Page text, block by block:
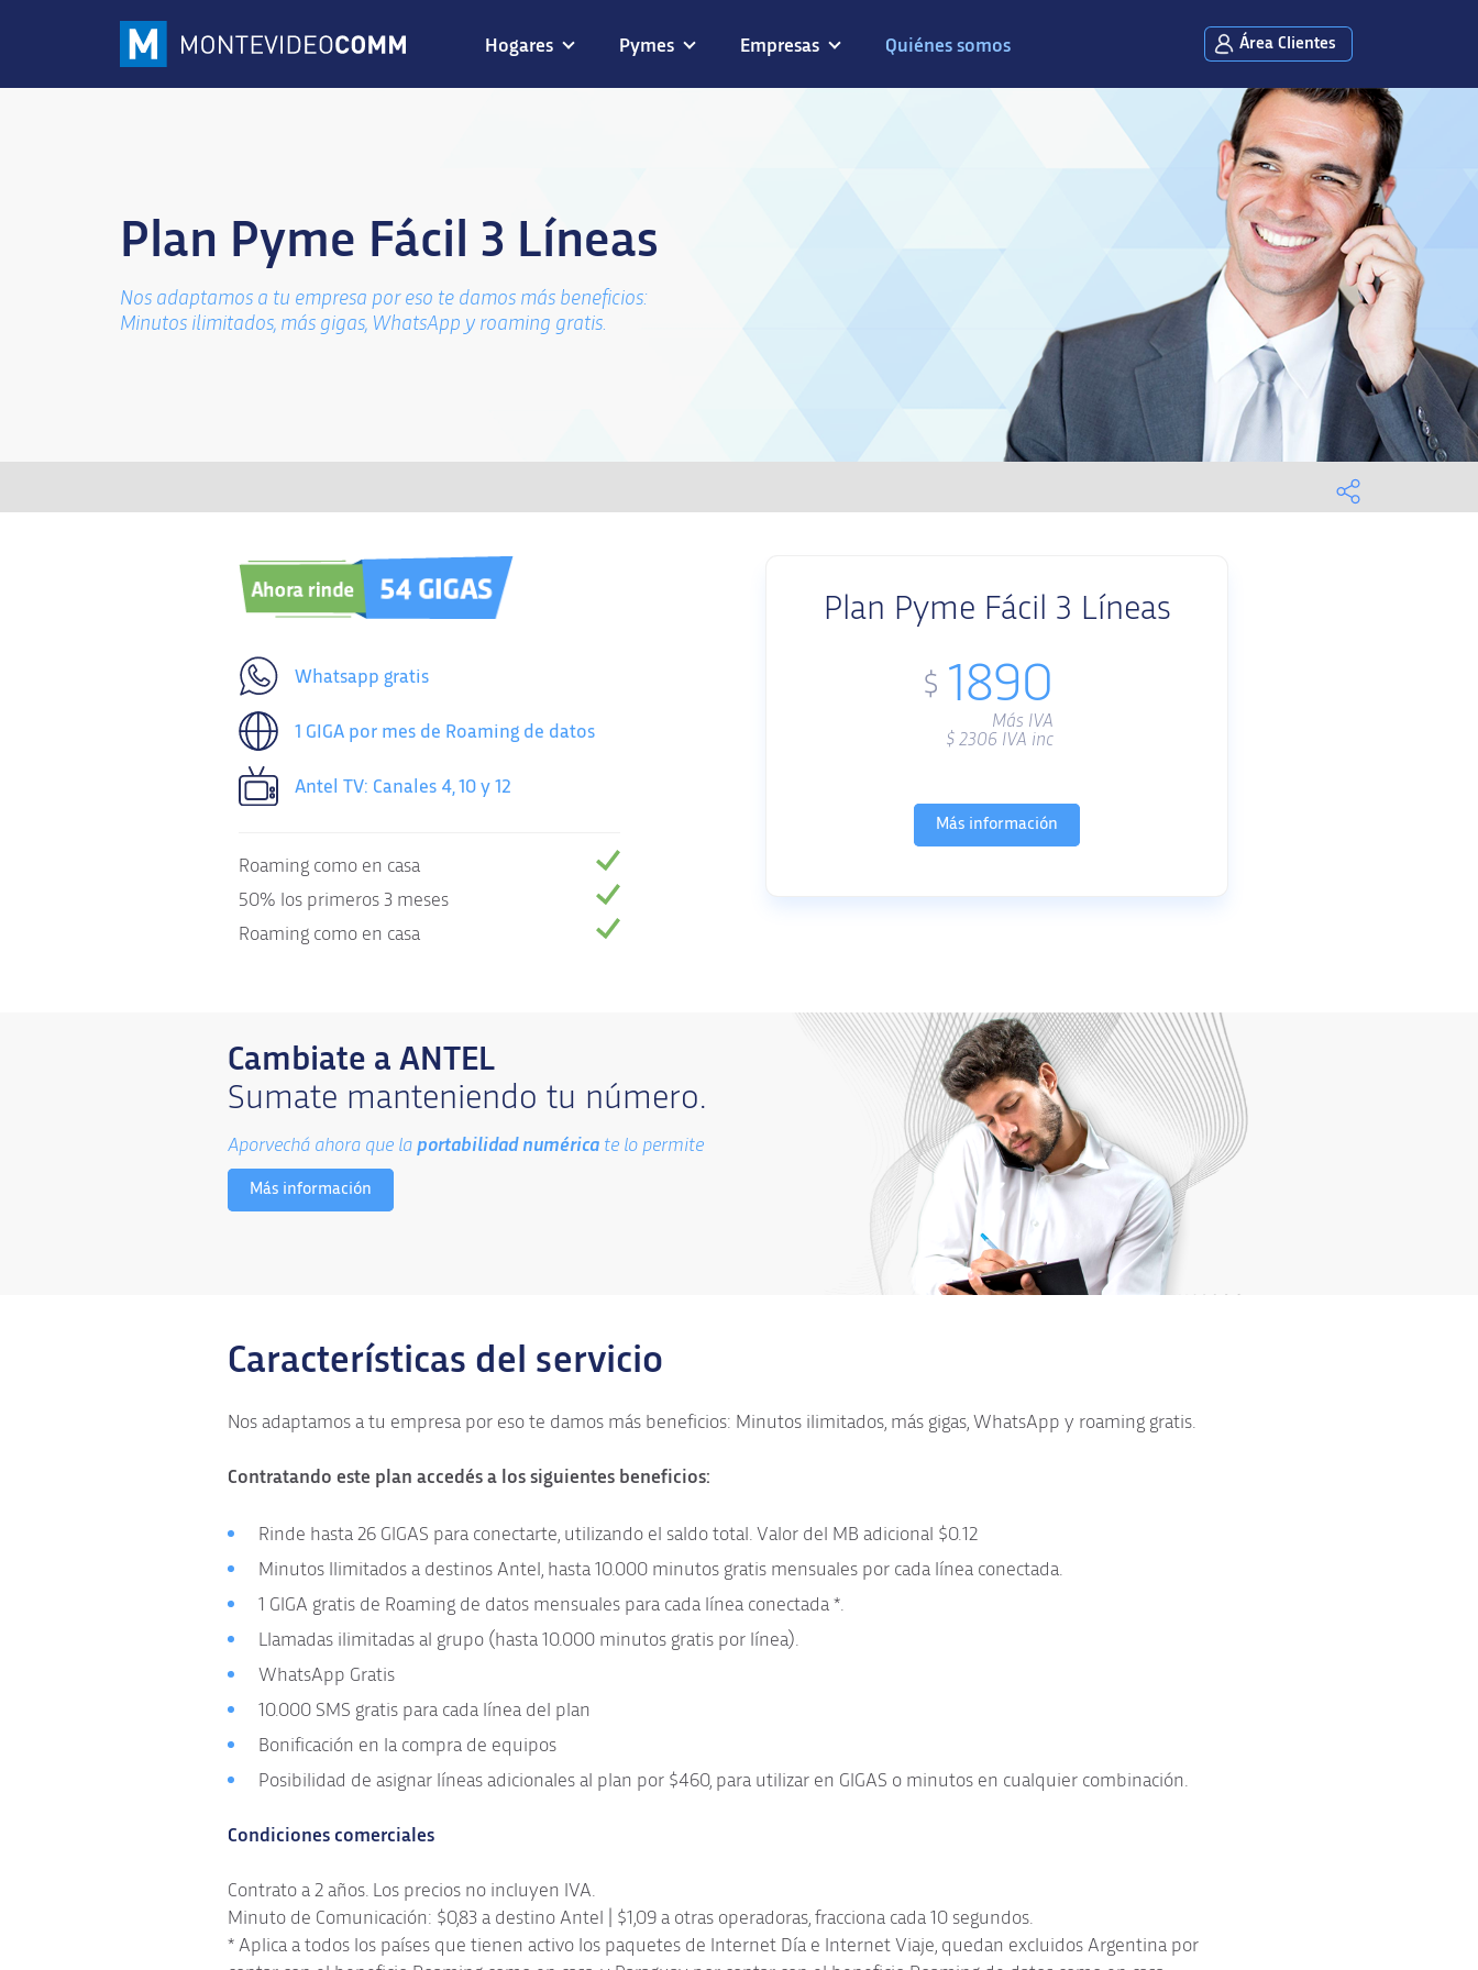
Hogares Pymes Empresas Quiénes somos Área Clientes
Plan Pyme Fácil 3 Líneas
Nos adaptamos a tu empresa por eso te damos más beneficios:
Minutos ilimitados, más gigas, WhatsApp y roaming gratis.
Whatsapp gratis
1 GIGA por mes de Roaming de datos
Antel TV: Canales 4, 10 y 12
Roaming como en casa
50% los primeros 3 meses
Roaming como en casa
Plan Pyme Fácil 3 Líneas
$ 1890
Más IVA
$ 2306 IVA inc
Más información
Cambiate a ANTEL
Sumate manteniendo tu número.
Aporvechá ahora que la portabilidad numérica te lo permite
Más información
Características del servicio
Nos adaptamos a tu empresa por eso te damos más beneficios: Minutos ilimitados, más gigas, WhatsApp y roaming gratis.
Contratando este plan accedés a los siguientes beneficios:
Rinde hasta 26 GIGAS para conectarte, utilizando el saldo total. Valor del MB adicional $0.12
Minutos Ilimitados a destinos Antel, hasta 10.000 minutos gratis mensuales por cada línea conectada.
1 GIGA gratis de Roaming de datos mensuales para cada línea conectada *.
Llamadas ilimitadas al grupo (hasta 10.000 minutos gratis por línea).
WhatsApp Gratis
10.000 SMS gratis para cada línea del plan
Bonificación en la compra de equipos
Posibilidad de asignar líneas adicionales al plan por $460, para utilizar en GIGAS o minutos en cualquier combinación.
Condiciones comerciales
Contrato a 2 años. Los precios no incluyen IVA.
Minuto de Comunicación: $0,83 a destino Antel | $1,09 a otras operadoras, fracciona cada 10 segundos.
* Aplica a todos los países que tienen activo los paquetes de Internet Día e Internet Viaje, quedan excluidos Argentina por